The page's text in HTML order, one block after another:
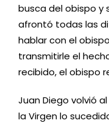
busca del obispo y
afrontó todas las
hablar con el
transmitirle el
recibido, el obispo
Juan Diego volvió
la Virgen lo